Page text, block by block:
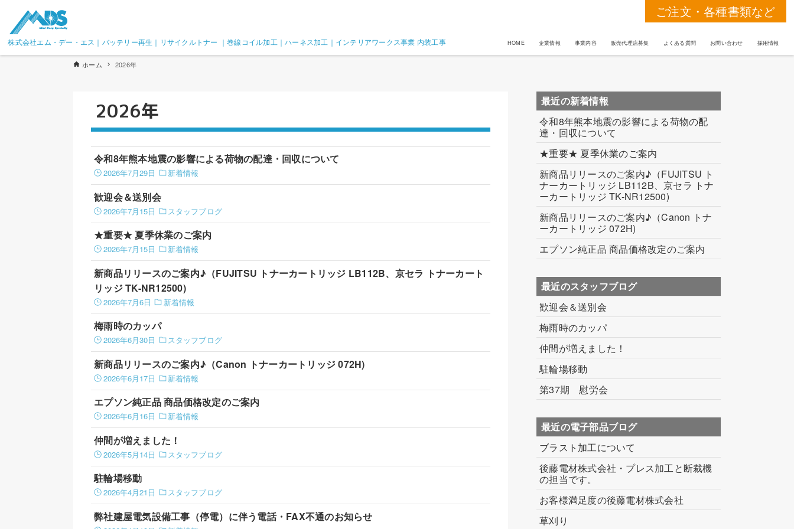
株式会社エム・デー・エス｜バッテリー再生｜リサイクルトナー ｜巻線コイル加工｜ハーネス加工｜インテリアワークス事業 内装工事
ご注文・各種書類など
HOME 企業情報 事業内容 販売代理店募集 よくある質問 お問い合わせ 採用情報
ホーム 2026年
2026年
2026年7月29日 新着情報
令和8年熊本地震の影響による荷物の配達・回収について
2026年7月15日 スタッフブログ
歓迎会＆送別会
2026年7月15日 新着情報
★重要★ 夏季休業のご案内
2026年7月6日 新着情報
新商品リリースのご案内♪（FUJITSU トナーカートリッジ LB112B、京セラ トナーカート
リッジ TK-NR12500)
2026年6月30日 スタッフブログ
梅雨時のカッパ
2026年6月17日 新着情報
新商品リリースのご案内♪（Canon トナーカートリッジ 072H)
2026年6月16日 新着情報
エプソン純正品 商品価格改定のご案内
2026年5月14日 スタッフブログ
仲間が増えました！
2026年4月21日 スタッフブログ
駐輪場移動
弊社建屋電気設備工事（停電）に伴う電話・FAX不通のお知らせ
最近の新着情報
令和8年熊本地震の影響による荷物の配
達・回収について
★重要★ 夏季休業のご案内
新商品リリースのご案内♪（FUJITSU ト
ナーカートリッジ LB112B、京セラ トナ
ーカートリッジ TK-NR12500)
新商品リリースのご案内♪（Canon トナ
ーカートリッジ 072H)
エプソン純正品 商品価格改定のご案内
最近のスタッフブログ
歓迎会＆送別会
梅雨時のカッパ
仲間が増えました！
駐輪場移動
第37期 慰労会
最近の電子部品ブログ
ブラスト加工について
後藤電材株式会社・プレス加工と断裁機
の担当です。
お客様満足度の後藤電材株式会社
草刈り